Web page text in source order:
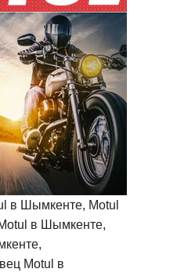
в Шымкенте, Motul
в Шымкенте,
Motul в